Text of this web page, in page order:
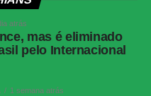
atrás
mas é eliminado
pelo Internacional
1 semana atrás